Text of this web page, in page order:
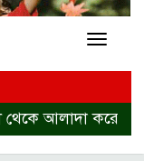
আলাদা করে